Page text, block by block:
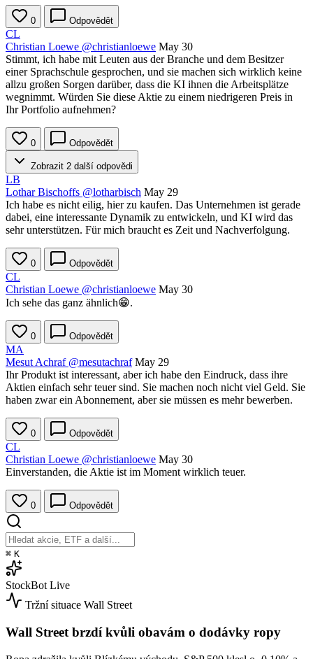
0 Odpovědět
CL
Christian Loewe @christianloewe May 30
Stimmt, ich habe mit Leuten aus der Branche und dem Besitzer
einer Sprachschule gesprochen, und sie machen sich wirklich keine
allzu großen Sorgen darüber, dass die KI ihnen die Arbeitsplätze
wegnimmt. Würden Sie diese Aktie zu einem niedrigeren Preis in
Ihr Portfolio aufnehmen?
0 Odpovědět
Zobrazit 2 další odpovědi
LB
Lothar Bischoffs @lotharbisch May 29
Ich habe es nicht eilig, hier zu kaufen. Das Unternehmen ist gerade
dabei, eine interessante Dynamik zu entwickeln, und KI wird das
sehr unterstützen. Für mich braucht es Zeit und Nachverfolgung.
0 Odpovědět
CL
Christian Loewe @christianloewe May 30
Ich sehe das ganz ähnlich😁.
0 Odpovědět
MA
Mesut Achraf @mesutachraf May 29
Ihr Produkt ist interessant, aber ich habe den Eindruck, dass ihre
Aktien einfach sehr teuer sind. Sie machen noch nicht viel Geld. Sie
haben zwar ein Abonnement, aber sie müssen es mehr bewerben.
0 Odpovědět
CL
Christian Loewe @christianloewe May 30
Einverstanden, die Aktie ist im Moment wirklich teuer.
0 Odpovědět
⌘ K
StockBot Live
Tržní situace Wall Street
Wall Street brzdí kvůli obavám o dodávky ropy